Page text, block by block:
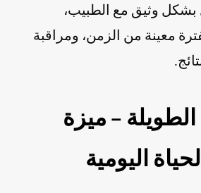
وثيق مع الطبيب،
معينة من الزمن، ومراقبة
– ميزة
اليومية